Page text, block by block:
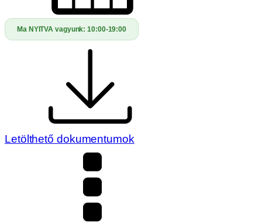
Ma NYITVA vagyunk:10:00-19:00
Letölthető dokumentumok